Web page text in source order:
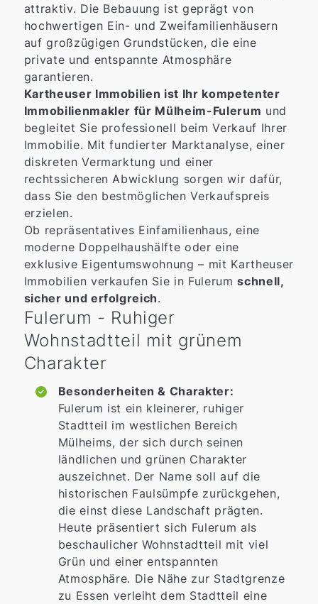
attraktiv. Die Bebauung ist geprägt von
hochwertigen Ein- und Zweifamilienhäusern
auf großzügigen Grundstücken, die eine
private und entspannte Atmosphäre
garantieren.
Kartheuser Immobilien ist Ihr kompetenter
Immobilienmakler für Mülheim-Fulerum und
begleitet Sie professionell beim Verkauf Ihrer
Immobilie. Mit fundierter Marktanalyse, einer
diskreten Vermarktung und einer
rechtssicheren Abwicklung sorgen wir dafür,
dass Sie den bestmöglichen Verkaufspreis
erzielen.
Ob repräsentatives Einfamilienhaus, eine
moderne Doppelhaushälfte oder eine
exklusive Eigentumswohnung – mit Kartheuser
Immobilien verkaufen Sie in Fulerumschnell,
sicher und erfolgreich.
Fulerum - Ruhiger
Wohnstadtteil mit grünem
Charakter
Besonderheiten & Charakter:
Fulerum ist ein kleinerer, ruhiger
Stadtteil im westlichen Bereich
Mülheims, der sich durch seinen
ländlichen und grünen Charakter
auszeichnet. Der Name soll auf die
historischen Faulsümpfe zurückgehen,
die einst diese Landschaft prägten.
Heute präsentiert sich Fulerum als
beschaulicher Wohnstadtteil mit viel
Grün und einer entspannten
Atmosphäre. Die Nähe zur Stadtgrenze
zu Essen verleiht dem Stadtteil eine